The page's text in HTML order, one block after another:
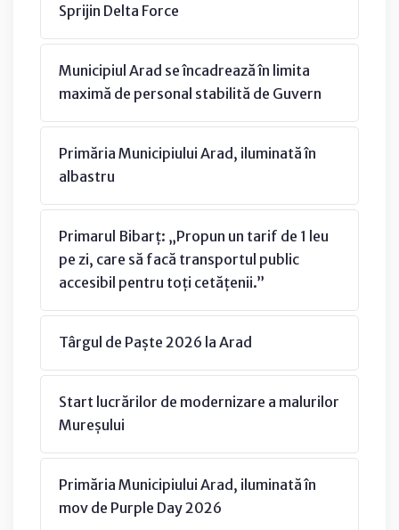
Sprijin Delta Force
Municipiul Arad se încadrează în limita
maximă de personal stabilită de Guvern
Primăria Municipiului Arad, iluminată în
albastru
Primarul Bibarț: „Propun un tarif de 1 leu
pe zi, care să facă transportul public
accesibil pentru toți cetățenii.”
Târgul de Paște 2026 la Arad
Start lucrărilor de modernizare a malurilor
Mureșului
Primăria Municipiului Arad, iluminată în
mov de Purple Day 2026